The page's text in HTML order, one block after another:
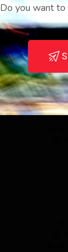
Do you want